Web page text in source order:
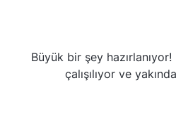
Büyük bir şey
çalışılıyor ve